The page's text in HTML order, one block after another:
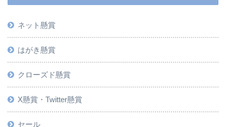
ネット懸賞
はがき懸賞
クローズド懸賞
X懸賞・Twitter懸賞
セール